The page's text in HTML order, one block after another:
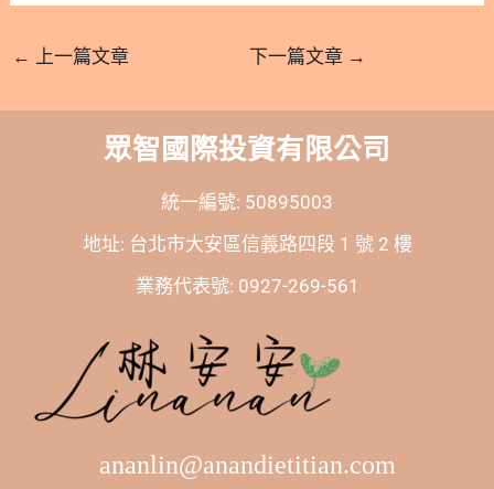
← 上一篇文章 下一篇文章 →
眾智國際投資有限公司
統一編號: 50895003
地址: 台北市大安區信義路四段 1 號 2 樓
業務代表號: 0927-269-561
ananlin@anandietitian.com